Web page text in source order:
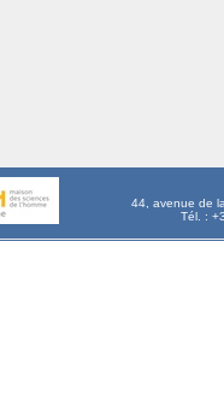
44, avenue de
Tél. :